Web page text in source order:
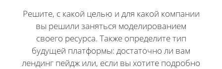
Решите, с какой целью и для какой компании
вы решили заняться моделированием
своего ресурса. Также определите тип
будущей платформы: достаточно ли вам
лендинг пейдж или, если вы хотите подробно